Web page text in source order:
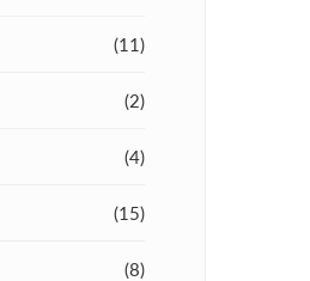
(11)
(2)
(4)
(15)
(8)